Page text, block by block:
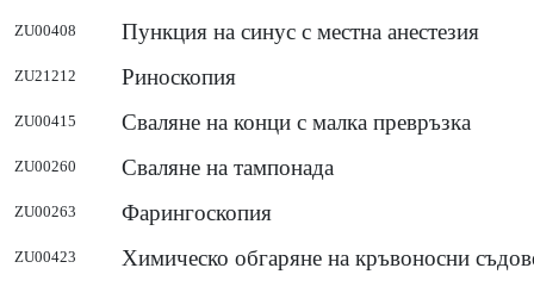
ZU00408 Пункция на синус с местна анестезия
ZU21212 Риноскопия
ZU00415 Сваляне на конци с малка превръзка
ZU00260 Сваляне на тампонада
ZU00263 Фарингоскопия
ZU00423 Химическо обгаряне на кръвоносни